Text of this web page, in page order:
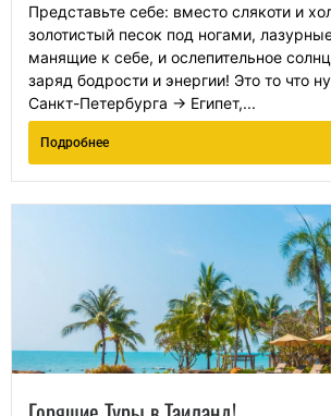
Представьте себе: вместо слякоти и
золотистый песок под ногами,
манящие к себе, и ослепительное
заряд бодрости и энергии! Это то что
Санкт-Петербурга → Египет,...
Подробнее